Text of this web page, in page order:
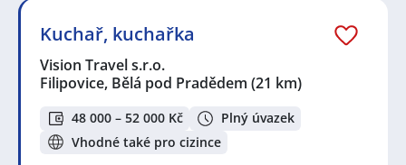
Kuchař, kuchařka
Vision Travel s.r.o.
Filipovice, Bělá pod Pradědem (21 km)
48 000 – 52 000 Kč
Plný úvazek
Vhodné také pro cizince